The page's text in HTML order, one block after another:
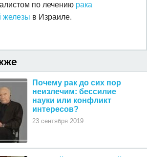
по лечению рака
железы в Израиле.
Почему рак до сих пор
неизлечим: бессилие
науки или конфликт
интересов?
23 сентября 2019